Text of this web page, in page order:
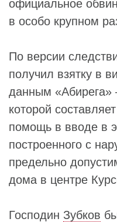
официальное
в особо крупном
По версии
получил взятку в
данным «Абирега»
которой
помощь в вводе в
построенного с
предельно
дома в центре
Господин Зубков